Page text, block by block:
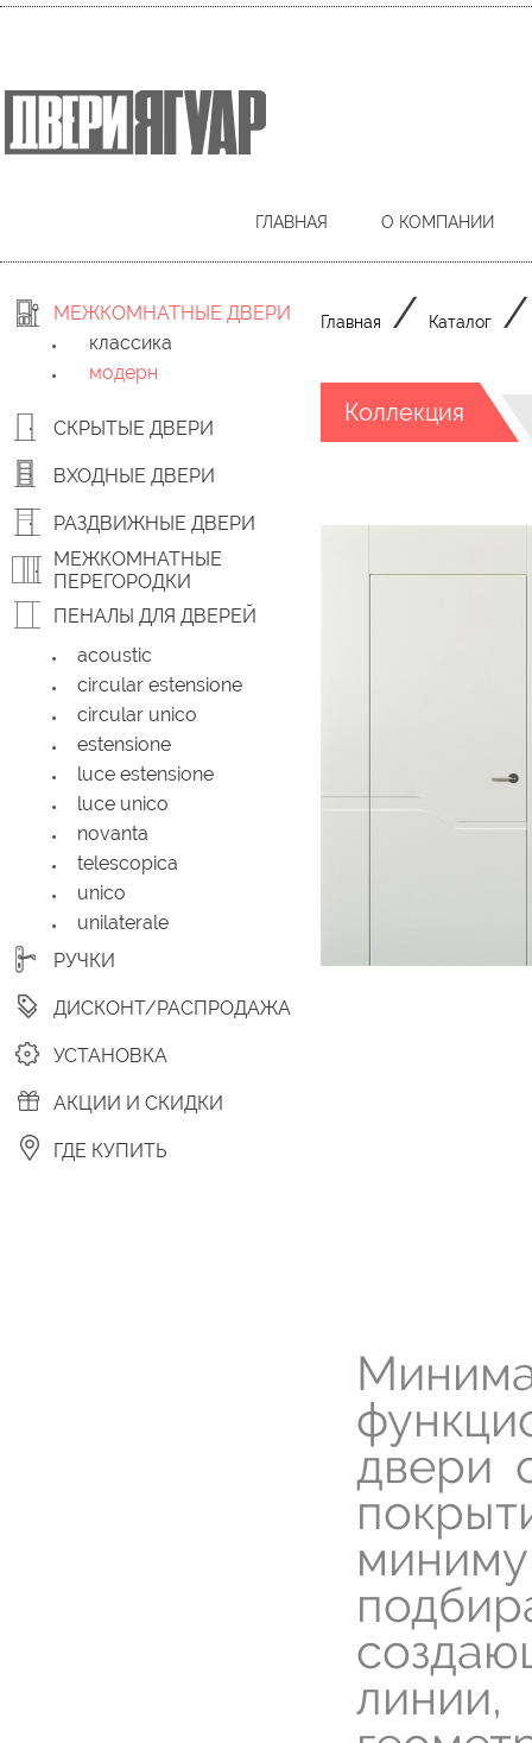
ГЛАВНАЯ О КОМПАНИИ
МЕЖКОМНАТНЫЕ ДВЕРИ
классика
модерн
СКРЫТЫЕ ДВЕРИ
ВХОДНЫЕ ДВЕРИ
РАЗДВИЖНЫЕ ДВЕРИ
МЕЖКОМНАТНЫЕ
ПЕРЕГОРОДКИ
ПЕНАЛЫ ДЛЯ ДВЕРЕЙ
acoustic
circular estensione
circular unico
estensione
luce estensione
luce unico
novanta
telescopica
unico
unilaterale
РУЧКИ
ДИСКОНТ/РАСПРОДАЖА
УСТАНОВКА
АКЦИИ И СКИДКИ
ГДЕ КУПИТЬ
Главная / Каталог
Коллекция
двери
линии,